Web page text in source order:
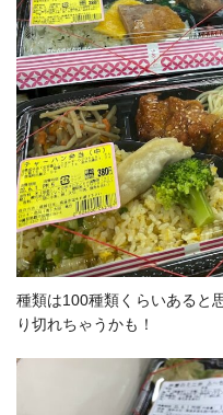
種類は100種類くらいあると
り切れちゃうかも！